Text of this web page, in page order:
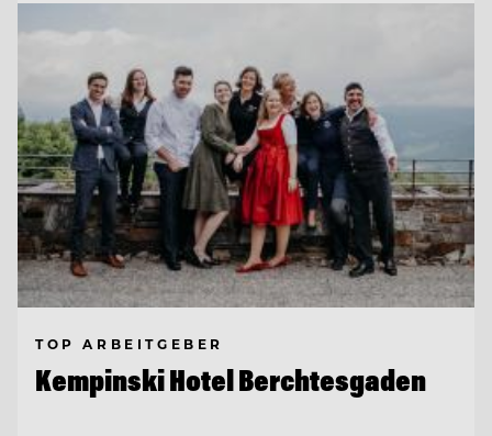
TOP ARBEITGEBER
Kempinski Hotel Berchtesgaden